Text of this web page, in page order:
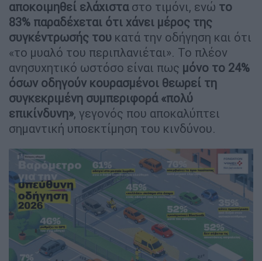
αποκοιμηθεί ελάχισταστο τιμόνι, ενώ το
83% παραδέχεται ότι χάνει μέρος της
συγκέντρωσής του κατά την οδήγηση και ότι
«το μυαλό του περιπλανιέται». Το πλέον
ανησυχητικό ωστόσο είναι πως μόνο το 24%
όσων οδηγούν κουρασμένοι θεωρεί τη
συγκεκριμένη συμπεριφορά «πολύ
επικίνδυνη», γεγονός που αποκαλύπτει
σημαντική υποεκτίμηση του κινδύνου.